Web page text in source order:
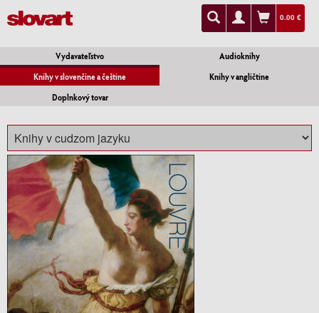
0.00 €
Vydavateľstvo
Audioknihy
Knihy v slovenčine a češtine
Knihy v angličtine
Doplnkový tovar